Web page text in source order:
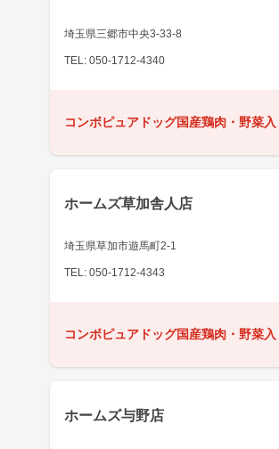
埼玉県三郷市中央3-33-8
TEL: 050-1712-4340
コンボピュアドッグ国産鶏肉・野菜
ホームズ草加舎人店
埼玉県草加市遊馬町2-1
TEL: 050-1712-4343
コンボピュアドッグ国産鶏肉・野菜
ホームズ与野店